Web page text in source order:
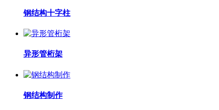
钢结构十字柱
异形管桁架
钢结构制作